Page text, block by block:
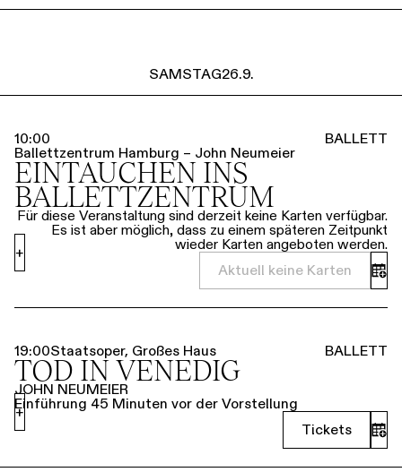
SAMSTAG26.9.
10:00
Ballettzentrum Hamburg – John Neumeier
BALLETT
EINTAUCHEN INS
BALLETTZENTRUM
Für diese Veranstaltung sind derzeit keine Karten verfügbar.
Es ist aber möglich, dass zu einem späteren Zeitpunkt
wieder Karten angeboten werden.
Aktuell keine Karten
+
19:00Staatsoper, Großes Haus BALLETT
TOD IN VENEDIG
JOHN NEUMEIER
Einführung 45 Minuten vor der Vorstellung
Tickets
+